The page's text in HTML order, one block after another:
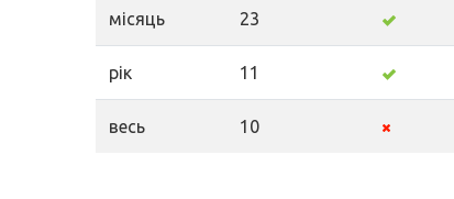
місяць 23
рік 11
весь 10